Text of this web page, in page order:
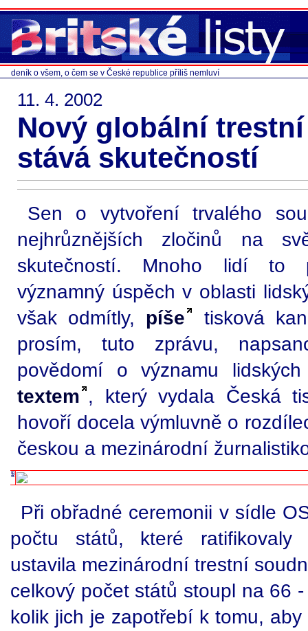
deník o všem, o čem se v České republice příliš nemluví
11. 4. 2002
Nový globální
stává skutečností
Sen o vytvoření trvalého
nejhrůznějších zločinů na
skutečností. Mnoho lidí to
významný úspěch v oblasti
však odmítly, píše
tisková
prosím, tuto zprávu,
povědomí o významu
textem , který vydala Česká
hovoří docela výmluvně o
českou a mezinárodní
Při obřadné ceremonii v sídle
počtu států, které ratifikovaly
ustavila mezinárodní trestní
celkový počet států stoupl na 66
kolik jich je zapotřebí k tomu,